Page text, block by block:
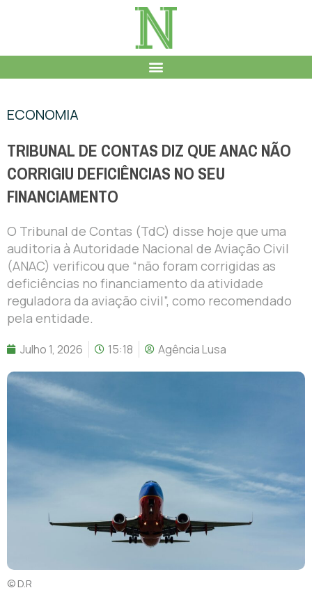
ECONOMIA
TRIBUNAL DE CONTAS DIZ QUE ANAC NÃO
CORRIGIU DEFICIÊNCIAS NO SEU
FINANCIAMENTO
O Tribunal de Contas (TdC) disse hoje que uma
auditoria à Autoridade Nacional de Aviação Civil
(ANAC) verificou que “não foram corrigidas as
deficiências no financiamento da atividade
reguladora da aviação civil”, como recomendado
pela entidade.
Julho 1, 2026 15:18 Agência Lusa
© D.R